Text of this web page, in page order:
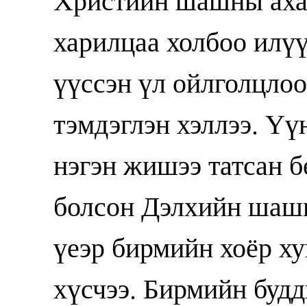
харилцаа холбоо
үүссэн үл
тэмдэглэн хэллээ.
нэгэн жишээ татсан
болсон Дэлхийн
үеэр бирмийн хоёр
хүсчээ. Бирмийн